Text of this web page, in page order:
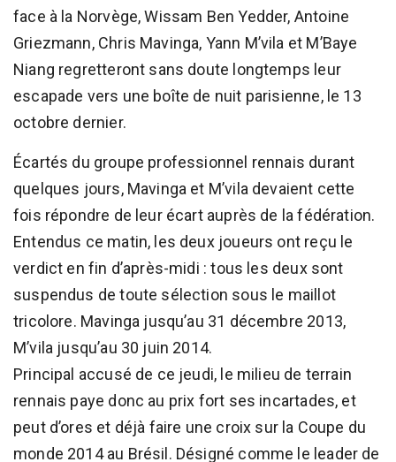
face à la Norvège, Wissam Ben Yedder, Antoine
Griezmann, Chris Mavinga, Yann M’vila et M’Baye
Niang regretteront sans doute longtemps leur
escapade vers une boîte de nuit parisienne, le 13
octobre dernier.
Écartés du groupe professionnel rennais durant
quelques jours, Mavinga et M’vila devaient cette
fois répondre de leur écart auprès de la fédération.
Entendus ce matin, les deux joueurs ont reçu le
verdict en fin d’après-midi : tous les deux sont
suspendus de toute sélection sous le maillot
tricolore. Mavinga jusqu’au 31 décembre 2013,
M’vila jusqu’au 30 juin 2014.
Principal accusé de ce jeudi, le milieu de terrain
rennais paye donc au prix fort ses incartades, et
peut d’ores et déjà faire une croix sur la Coupe du
monde 2014 au Brésil. Désigné comme le leader de